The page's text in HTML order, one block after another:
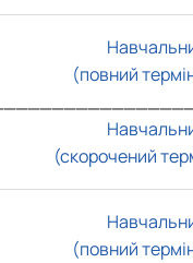
(повний
(скорочений
(повний